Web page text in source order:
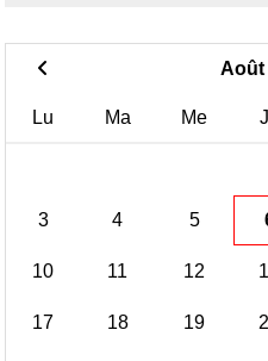
Août
Lu Ma Me
3 4 5
10 11 12
17 18 19